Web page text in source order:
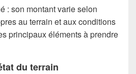
: son montant varie selon
au terrain et aux conditions
principaux éléments à prendre
du terrain